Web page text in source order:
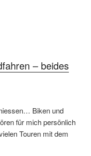
– beides
Biken und
für mich persönlich
Touren mit dem